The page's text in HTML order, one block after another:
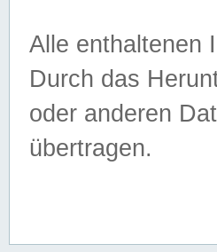
Alle enthaltenen
Durch das
oder anderen
übertragen.